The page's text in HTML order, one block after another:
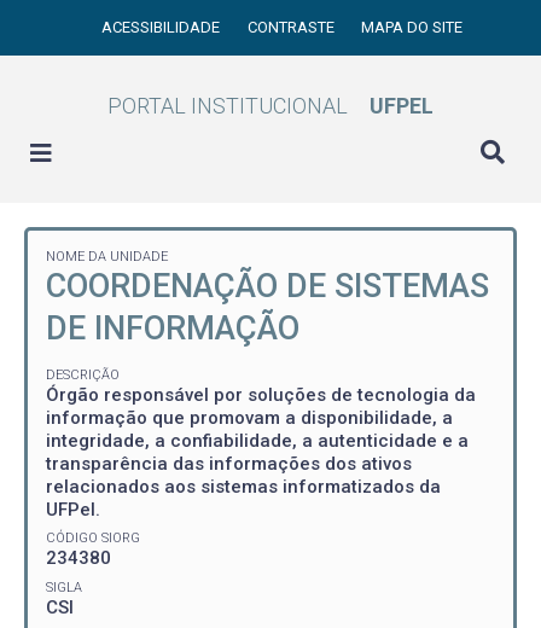
ACESSIBILIDADE CONTRASTE MAPA DO SITE
PORTAL INSTITUCIONAL UFPEL
NOME DA UNIDADE
COORDENAÇÃO DE SISTEMAS
DE INFORMAÇÃO
DESCRIÇÃO
Órgão responsável por soluções de tecnologia da
informação que promovam a disponibilidade, a
integridade, a confiabilidade, a autenticidade e a
transparência das informações dos ativos
relacionados aos sistemas informatizados da
UFPel.
CÓDIGO SIORG
234380
SIGLA
CSI